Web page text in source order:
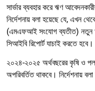
সার্ভার ব্যবহার করে ঋণ
নির্দেশনায় বলা হয়েছে যে, এখন
(এমএফআই সংযোগ ব্যতীত) নতুন
সিআইবি রিপোর্ট যাচাই করতে হবে।
২০২৪-২০২৫ অর্থবছরের কৃষি ও
অপরিবর্তিত থাকবে। নির্দেশনায়